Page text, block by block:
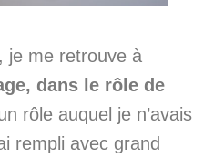
je me retrouve à
dans le rôle de
rôle auquel je n’avais
rempli avec grand